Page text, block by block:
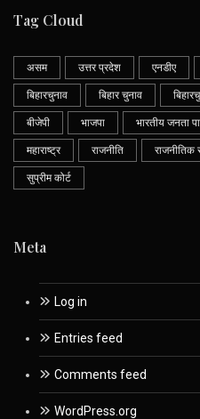
Tag Cloud
असम उत्तर प्रदेश एनडीए
बिहारचुनाव बिहार चुनाव
बीजेपी भाजपा भारतीय जनता
महाराष्ट्र राजनीति राजनीतिक
सुप्रीम कोर्ट
Meta
Log in
Entries feed
Comments feed
WordPress.org